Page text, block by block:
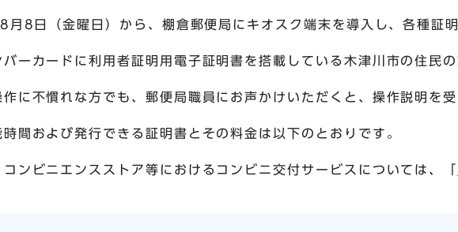
月8日（金曜日）から、棚倉郵便局にキオスク端末を導入し、各種証
バーカードに利用者証明用電子証明書を搭載している木津川市の住民の
作に不慣れな方でも、郵便局職員にお声かけいただくと、操作説明を受
間および発行できる証明書とその料金は以下のとおりです。
コンビニエンスストア等におけるコンビニ交付サービスについては、「